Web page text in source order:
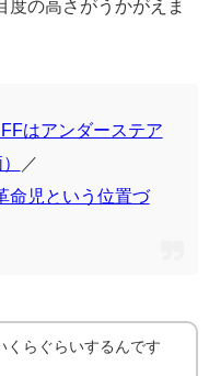
度の高さがうかがえま
はアンダーステア
／
命児という位置づ
ら？高騰する相場
くらぐらいするんです